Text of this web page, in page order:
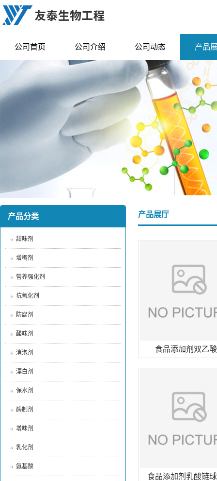
公司首页 公司介绍 公司动态 产品
产品分类
甜味剂
增稠剂
营养强化剂
抗氧化剂
防腐剂
酸味剂
消泡剂
漂白剂
保水剂
酶制剂
增味剂
乳化剂
氨基酸
产品展厅
食品添加剂双乙
食品添加剂乳酸链